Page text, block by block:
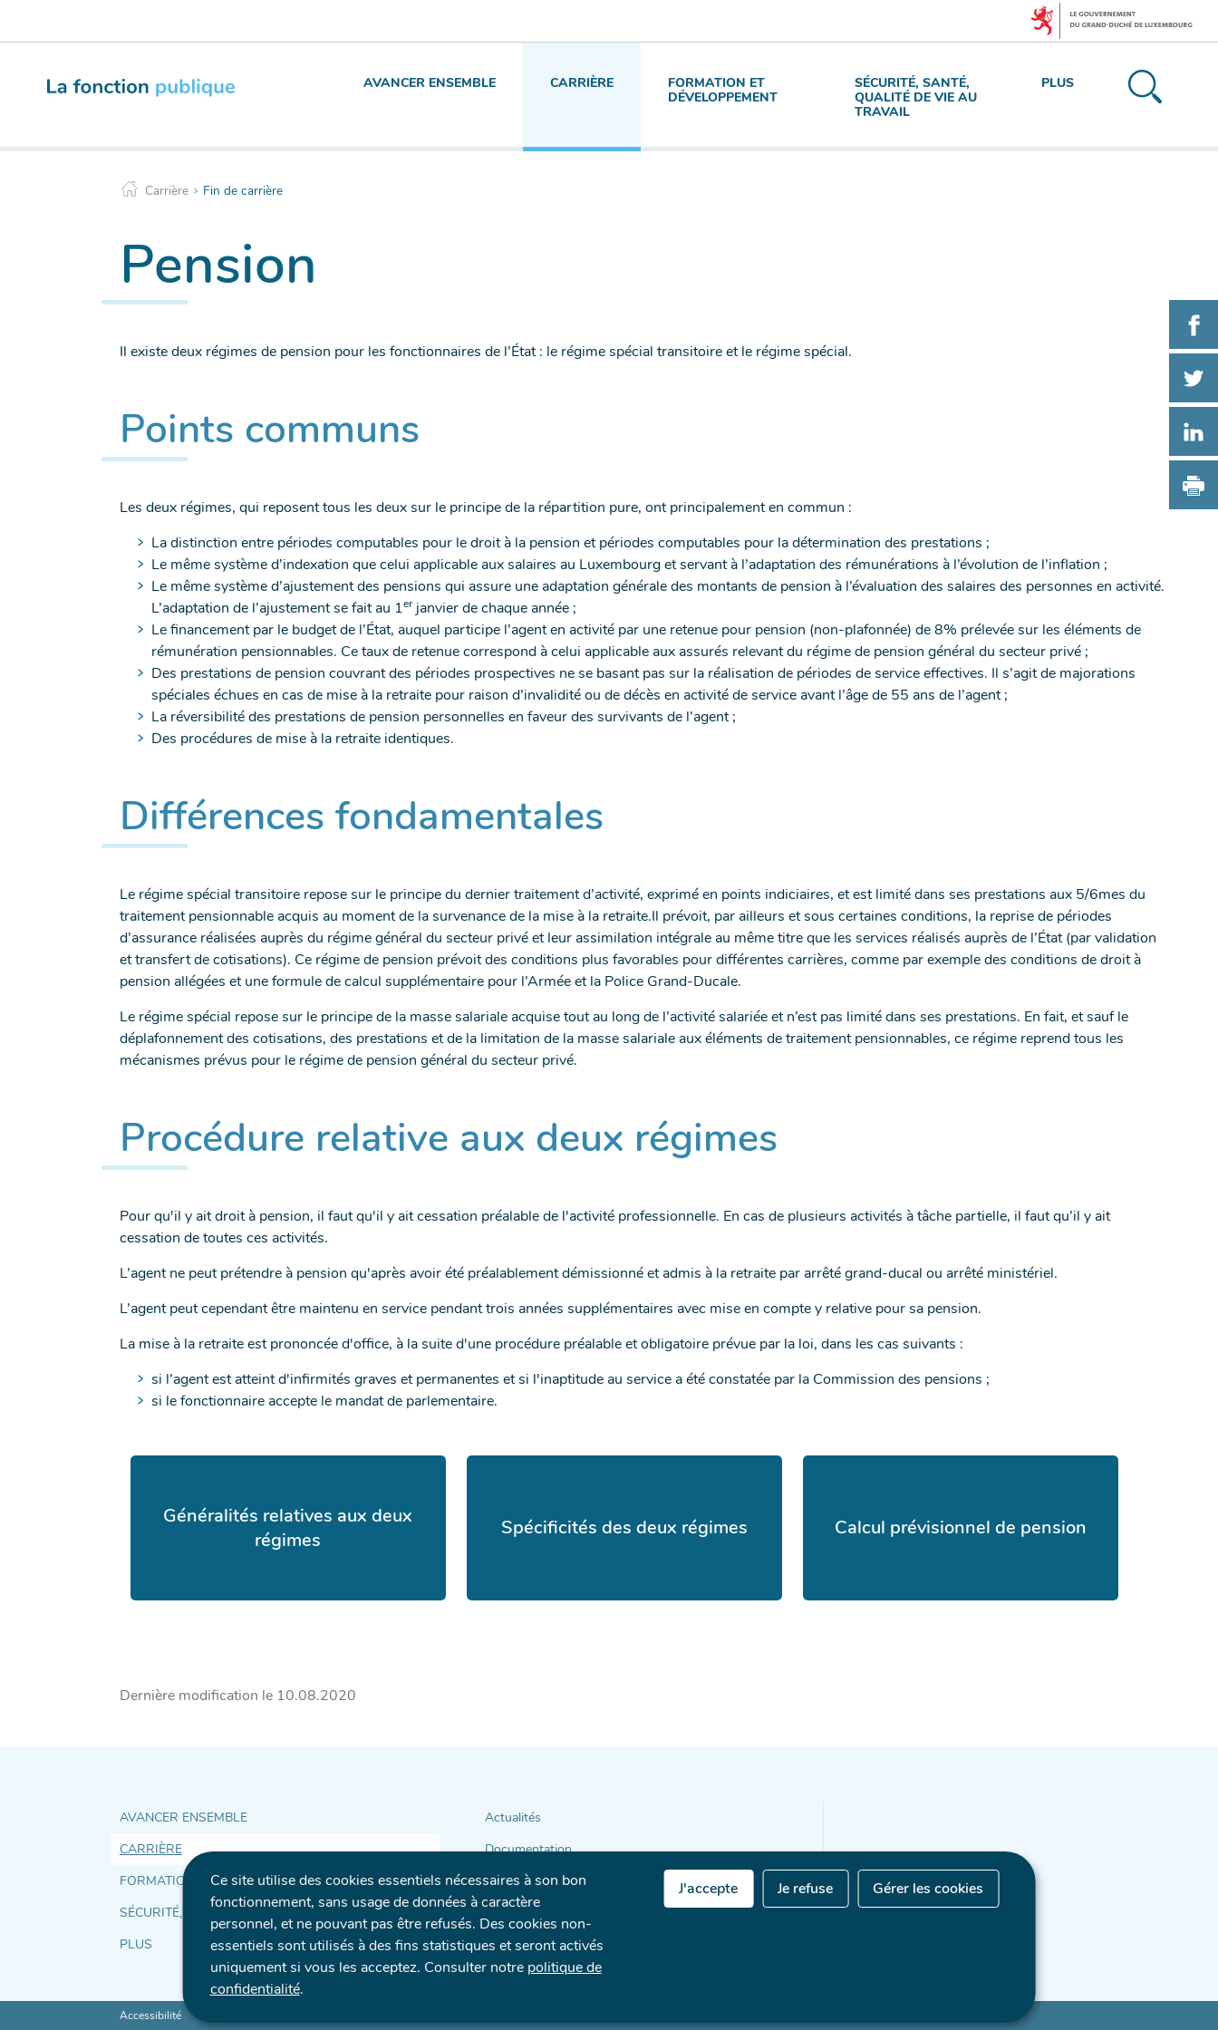
Ce site utilise des cookies essentiels nécessaires à son bon
fonctionnement, sans usage de données à caractère
personnel, et ne pouvant pas être refusés. Des cookies non-
essentiels sont utilisés à des fins statistiques et seront activés
uniquement si vous les acceptez. Consulter notre politique de
confidentialité.
J'accepte Je refuse Gérer les cookies
principale
AVANCER ENSEMBLE CARRIÈRE
FORMATION ET
DÉVELOPPEMENT
SÉCURITÉ, SANTÉ,
QUALITÉ DE VIE AU
TRAVAIL
PLUS
Carrière > Fin de carrière
Pension
-
-
Il existe deux régimes de pension pour les fonctionnaires de l’État : le régime spécial transitoire et le régime spécial.
Points communs
Les deux régimes, qui reposent tous les deux sur le principe de la répartition pure, ont principalement en commun :
La distinction entre périodes computables pour le droit à la pension et périodes computables pour la détermination des prestations ;
Le même système d’indexation que celui applicable aux salaires au Luxembourg et servant à l’adaptation des rémunérations à l’évolution de l’inflation ;
Le même système d’ajustement des pensions qui assure une adaptation générale des montants de pension à l’évaluation des salaires des personnes en activité.
L’adaptation de l’ajustement se fait au 1erjanvier de chaque année ;
Le financement par le budget de l’État, auquel participe l’agent en activité par une retenue pour pension (non-plafonnée) de 8% prélevée sur les éléments de
rémunération pensionnables. Ce taux de retenue correspond à celui applicable aux assurés relevant du régime de pension général du secteur privé ;
Des prestations de pension couvrant des périodes prospectives ne se basant pas sur la réalisation de périodes de service effectives. Il s’agit de majorations
spéciales échues en cas de mise à la retraite pour raison d’invalidité ou de décès en activité de service avant l’âge de 55 ans de l’agent ;
La réversibilité des prestations de pension personnelles en faveur des survivants de l’agent ;
Des procédures de mise à la retraite identiques.
Différences fondamentales
Le régime spécial transitoire repose sur le principe du dernier traitement d’activité, exprimé en points indiciaires, et est limité dans ses prestations aux 5/6mes du
traitement pensionnable acquis au moment de la survenance de la mise à la retraite.Il prévoit, par ailleurs et sous certaines conditions, la reprise de périodes
d’assurance réalisées auprès du régime général du secteur privé et leur assimilation intégrale au même titre que les services réalisés auprès de l’État (par validation
et transfert de cotisations). Ce régime de pension prévoit des conditions plus favorables pour différentes carrières, comme par exemple des conditions de droit à
pension allégées et une formule de calcul supplémentaire pour l’Armée et la Police Grand-Ducale.
Le régime spécial repose sur le principe de la masse salariale acquise tout au long de l’activité salariée et n’est pas limité dans ses prestations. En fait, et sauf le
déplafonnement des cotisations, des prestations et de la limitation de la masse salariale aux éléments de traitement pensionnables, ce régime reprend tous les
mécanismes prévus pour le régime de pension général du secteur privé.
Procédure relative aux deux régimes
Pour qu'il y ait droit à pension, il faut qu'il y ait cessation préalable de l'activité professionnelle. En cas de plusieurs activités à tâche partielle, il faut qu’il y ait
cessation de toutes ces activités.
L’agent ne peut prétendre à pension qu'après avoir été préalablement démissionné et admis à la retraite par arrêté grand-ducal ou arrêté ministériel.
L’agent peut cependant être maintenu en service pendant trois années supplémentaires avec mise en compte y relative pour sa pension.
La mise à la retraite est prononcée d'office, à la suite d'une procédure préalable et obligatoire prévue par la loi, dans les cas suivants :
si l’agent est atteint d'infirmités graves et permanentes et si l'inaptitude au service a été constatée par la Commission des pensions ;
si le fonctionnaire accepte le mandat de parlementaire.
Généralités relatives aux deux
régimes
Spécificités des deux régimes Calcul prévisionnel de pension
Dernière modification le 10.08.2020
Accès
direct
AVANCER ENSEMBLE
CARRIÈRE
FORMATION ET DÉVELOPPEMENT
SÉCURITÉ, SANTÉ, QUALITÉ DE VIE AU TRAVAIL
PLUS
Actualités
Documentation
Annuaire
Faqs
Accessibilité